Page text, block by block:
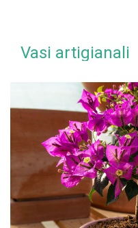
Vasi artigianali